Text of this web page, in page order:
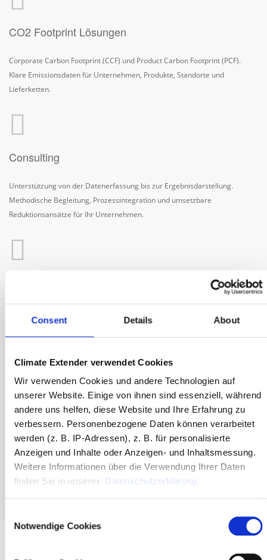
Consent Details About
Climate Extender verwendet Cookies
Wir verwenden Cookies und andere Technologien auf
unserer Website. Einige von ihnen sind essenziell, während
andere uns helfen, diese Website und Ihre Erfahrung zu
verbessern. Personenbezogene Daten können verarbeitet
werden (z. B. IP-Adressen), z. B. für personalisierte
Anzeigen und Inhalte oder Anzeigen- und Inhaltsmessung.
Weitere Informationen über die Verwendung Ihrer Daten
finden Sie in unserer Datenschutzerklärung.
Selection
Notwendige Cookies
CO2 Footprint Lösungen
Corporate Carbon Footprint (CCF) und Product Carbon Footprint (PCF).
Klare Emissionsdaten für Unternehmen, Produkte, Standorte und
Lieferketten.
Consulting
Unterstützung von der Datenerfassung bis zur Ergebnisdarstellung.
Methodische Begleitung, Prozessintegration und umsetzbare
Reduktionsansätze für Ihr Unternehmen.
Unternehmensprozessen. Wir verbinden Software, Methodik und Beratung
für klare, nutzbare Ergebnisse.
Kontakt
Sie planen einen Corporate oder Product Carbon Footprint? Sprechen Sie
mit uns über Ihr Vorhaben, Ihre Datenlage und den passenden Einstieg.